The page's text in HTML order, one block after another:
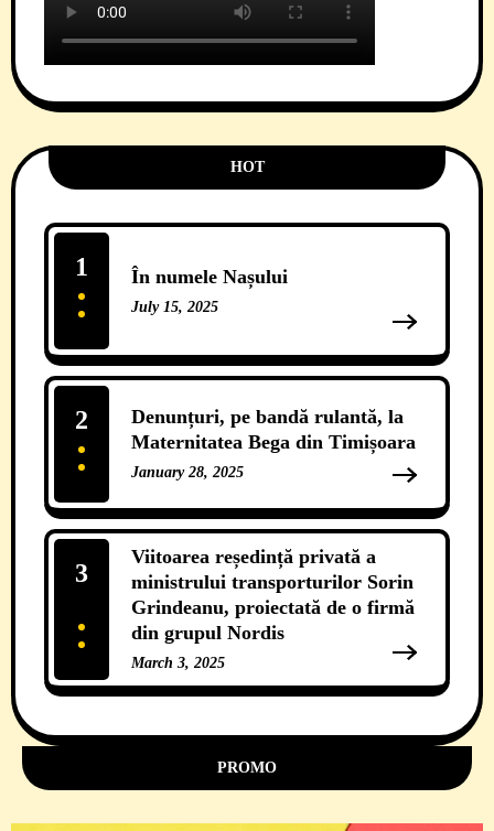
HOT
În numele Nașului
July 15, 2025
1
Denunțuri, pe bandă rulantă, la
Maternitatea Bega din Timișoara
January 28, 2025
2
Viitoarea reședință privată a
ministrului transporturilor Sorin
Grindeanu, proiectată de o firmă
din grupul Nordis
March 3, 2025
11 Comments
3
PROMO